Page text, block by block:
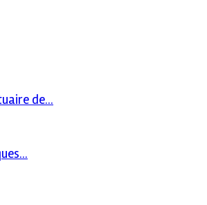
de...